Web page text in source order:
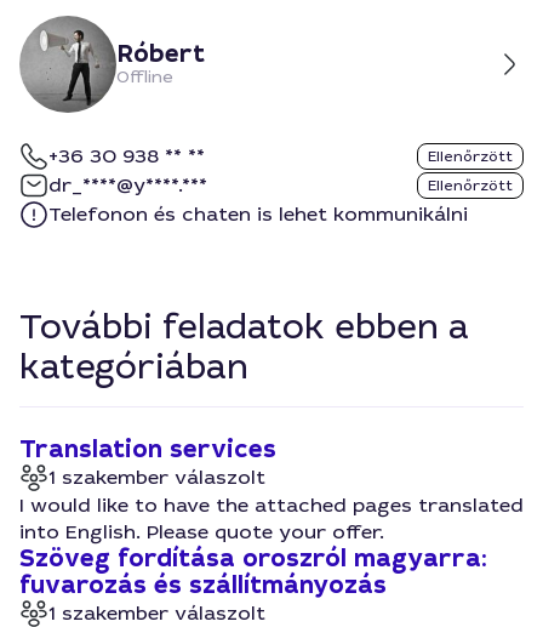
Róbert
Offline
+36 30 938 ** ** Ellenőrzött
dr_****@y****.*** Ellenőrzött
Telefonon és chaten is lehet kommunikálni
További feladatok ebben a
kategóriában
Translation services
1 szakember válaszolt
I would like to have the attached pages translated
into English. Please quote your offer.
Szöveg fordítása oroszról magyarra:
fuvarozás és szállítmányozás
1 szakember válaszolt